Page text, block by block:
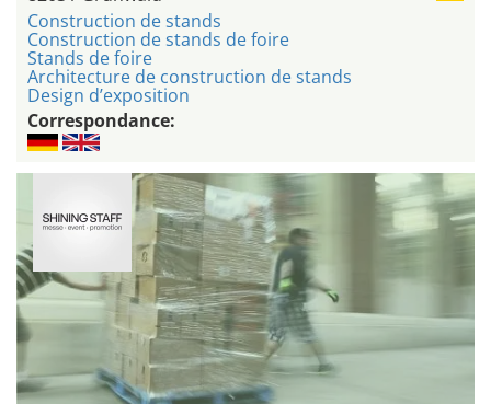
Construction de stands
Construction de stands de foire
Stands de foire
Architecture de construction de stands
Design d’exposition
Correspondance: